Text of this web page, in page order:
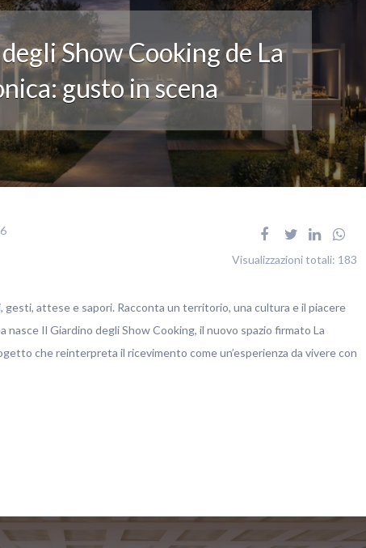
Show Cooking de La
gusto in scena
Visualizzazioni totali: 183
gesti, attese e sapori. Racconta un territorio, una cultura e il piacere
Il Giardino degli Show Cooking, il nuovo spazio firmato La
che reinterpreta il ricevimento come un’esperienza da vivere con